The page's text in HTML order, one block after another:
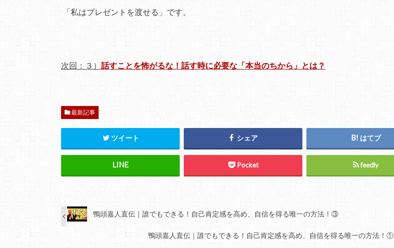
「私はプレゼントを渡せる」です。
次回：３） 話すことを怖がるな！話す時に必要な「本当のちから」とは？
最新記事
ツイート シェア はてブ
Pocket feedly
鴨頭嘉人直伝｜誰でもできる！自己肯定感を高め、自信を得る唯一の方法！③
鴨頭嘉人直伝｜誰でもできる！自己肯定感を高め、自信を得る唯一の方法！①